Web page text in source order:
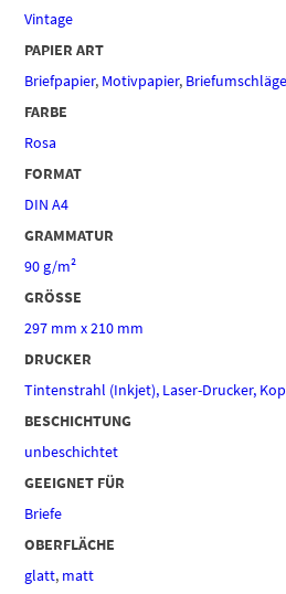
Vintage
PAPIER ART
Briefpapier, Motivpapier, Briefumschläge
FARBE
Rosa
FORMAT
DIN A4
GRAMMATUR
90 g/m²
GRÖSSE
297 mm x 210 mm
DRUCKER
Tintenstrahl (Inkjet), Laser-Drucker,
BESCHICHTUNG
unbeschichtet
GEEIGNET FÜR
Briefe
OBERFLÄCHE
glatt, matt